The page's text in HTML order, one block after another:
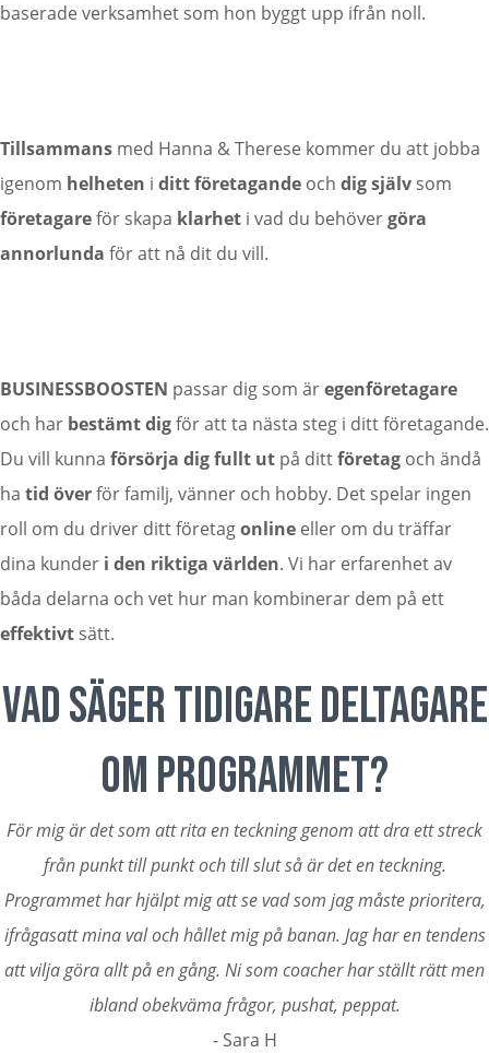
baserade verksamhet som hon byggt upp ifrån noll.
Tillsammans med Hanna & Therese kommer du att jobba
igenom helheten i ditt företagande och digsjälv som
företagareför skapa klarhet i vad du behövergöra
annorlunda för att nå dit du vill.
BUSINESSBOOSTEN passar dig som äregenföretagare
och har bestämtdigför att ta nästa steg i ditt företagande.
Du vill kunna försörja digfullt ut på dittföretag och ändå
ha tid överför familj, vänner och hobby. Det spelar ingen
roll om du driver ditt företagonline eller om du träffar
dina kunder i den riktiga världen. Vi har erfarenhet av
båda delarna och vet hur man kombinerar dem på ett
effektivt sätt.
VAD SÄGER TIDIGARE DELTAGARE
OM PROGRAMMET?
För mig är det som att rita en teckning genom att dra ett streck
från punkt till punkt och till slut så är det en teckning.
Programmet har hjälpt mig att se vad som jag måste prioritera,
ifrågasatt mina val och hållet mig på banan. Jag har en tendens
att vilja göra allt på en gång. Ni som coacher har ställt rätt men
ibland obekväma frågor, pushat, peppat.
- Sara H